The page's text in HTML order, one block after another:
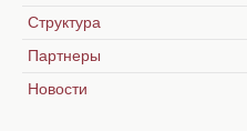
Структура
Партнеры
Новости